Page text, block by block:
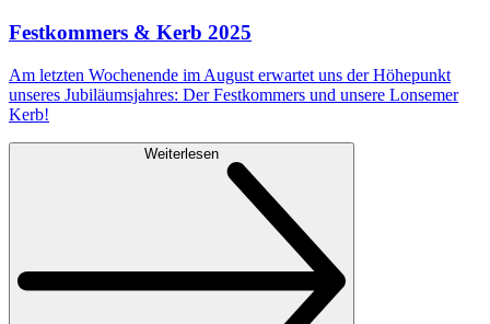
Festkommers & Kerb 2025
Am letzten Wochenende im August erwartet uns der Höhepunkt
unseres Jubiläumsjahres: Der Festkommers und unsere Lonsemer
Kerb!
Weiterlesen